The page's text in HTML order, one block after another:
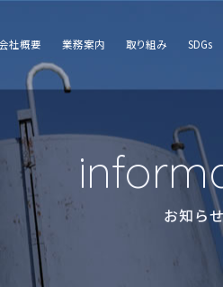
社概要 業務案内 取り組み SDGs
お知らせ